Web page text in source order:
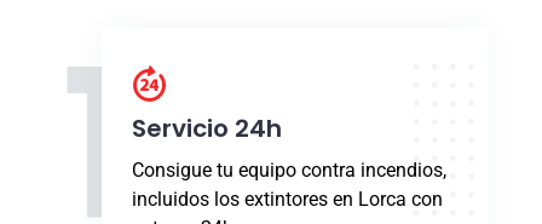
1Servicio 24h
Consigue tu equipo contra incendios,
incluidos los extintores en Lorca con